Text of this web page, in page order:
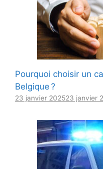
Pourquoi choisir un
Belgique ?
23 janvier 202523 janvier